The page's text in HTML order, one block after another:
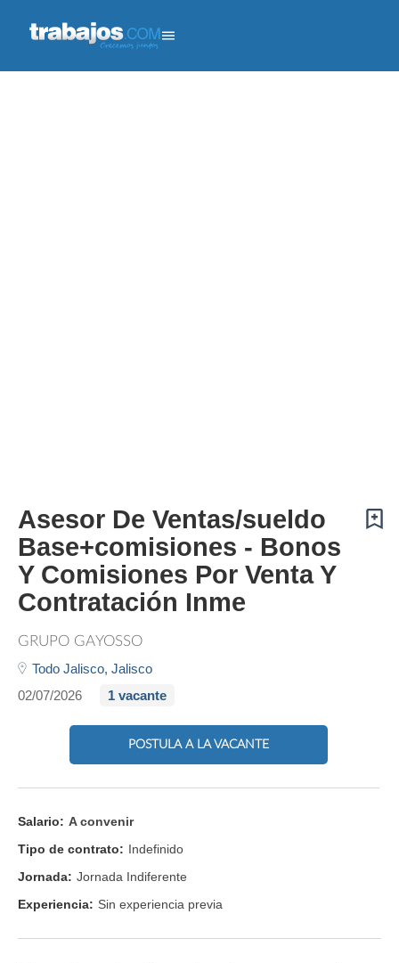
Asesor De Ventas/sueldo
Base+comisiones - Bonos
Y Comisiones Por Venta Y
Contratación Inme
GRUPO GAYOSSO
Todo Jalisco, Jalisco
02/07/2026
1 vacante
POSTULA A LA VACANTE
Salario: A convenir
Tipo de contrato: Indefinido
Jornada: Jornada Indiferente
Experiencia: Sin experiencia previa